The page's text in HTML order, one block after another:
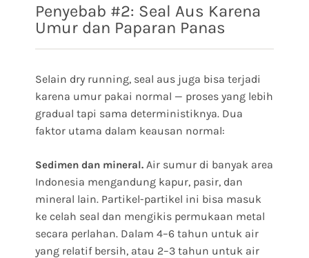
Penyebab #2: Seal Aus Karena
Umur dan Paparan Panas
Selain dry running, seal aus juga bisa terjadi
karena umur pakai normal — proses yang lebih
gradual tapi sama deterministiknya. Dua
faktor utama dalam keausan normal:
Sedimen dan mineral. Air sumur di banyak area
Indonesia mengandung kapur, pasir, dan
mineral lain. Partikel-partikel ini bisa masuk
ke celah seal dan mengikis permukaan metal
secara perlahan. Dalam 4–6 tahun untuk air
yang relatif bersih, atau 2–3 tahun untuk air